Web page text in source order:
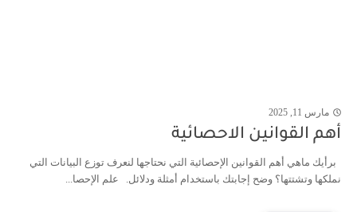
مارس 11, 2025
أهم القوانين الاحصائية
برأيك ماهي أهم القوانين الإحصائية التي نحتاجها لنعرف توزع البيانات التي
نملكها وتشتتها؟ وضح إجابتك باستخدام أمثلة ودلائل. علم الإحصا...